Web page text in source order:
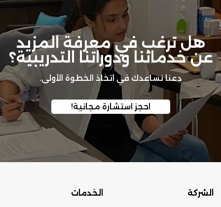
هل ترغب في معرفة المزيد
عن خدماتنا ودوراتنا التدريبية؟
دعنا نساعدك في اتخاذ الخطوة الأولى.
احجز استشارة مجانية!
الشركة الخدمات